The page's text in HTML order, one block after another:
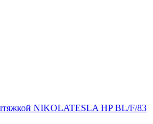
NIKOLATESLA HP BL/F/83